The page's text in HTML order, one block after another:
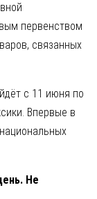
первенством
связанных
с 11 июня по
Впервые в
Не